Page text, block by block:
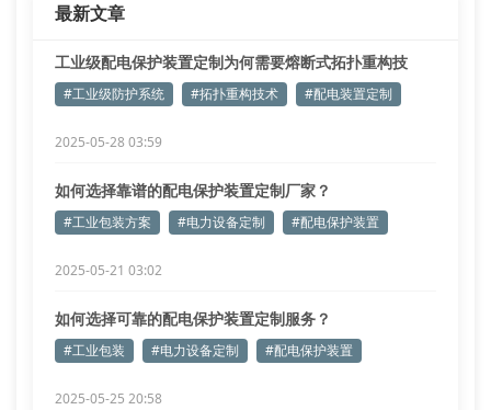
最新文章
工业级配电保护装置定制为何需要熔断式拓扑重构技
术？
#工业级防护系统 #拓扑重构技术 #配电装置定制
2025-05-28 03:59
如何选择靠谱的配电保护装置定制厂家？
#工业包装方案 #电力设备定制 #配电保护装置
2025-05-21 03:02
如何选择可靠的配电保护装置定制服务？
#工业包装 #电力设备定制 #配电保护装置
2025-05-25 20:58